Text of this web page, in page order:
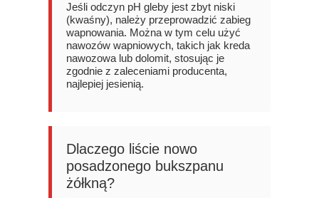
Jeśli odczyn pH gleby jest zbyt niski
(kwaśny), należy przeprowadzić zabieg
wapnowania. Można w tym celu użyć
nawozów wapniowych, takich jak kreda
nawozowa lub dolomit, stosując je
zgodnie z zaleceniami producenta,
najlepiej jesienią.
Dlaczego liście nowo
posadzonego bukszpanu
żółkną?